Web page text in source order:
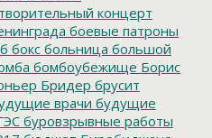
концерт
боевые патроны
бокс больница большой
бомбоубежище Борис
Бридер брусит
врачи будущие
буровзрывные работы